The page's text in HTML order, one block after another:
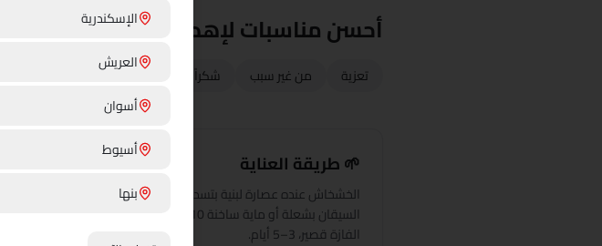
أحسن مناسبات لإهدائها
تعزية من غير سبب شكراً
🌱 طريقة العناية
الخشخاش عنده عصارة لبنية بتسد امتصاص الماية — احرق نهاية
الفازة قصير، 3–5 أيام.
الإسكندرية
العريش
أسوان
أسيوط
بنها